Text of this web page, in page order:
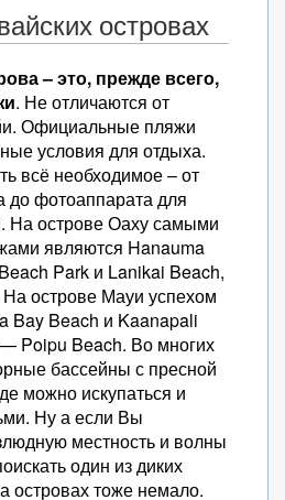
островах
– это, прежде всего,
. Не отличаются от
Официальные пляжи
условия для отдыха.
всё необходимое – от
до фотоаппарата для
На острове Оаху самыми
являются Hanauma
Park и Lanikai Beach,
острове Мауи успехом
Bay Beach и Kaanapali
Poipu Beach. Во многих
бассейны с пресной
можно искупаться и
Ну а если Вы
местность и волны
один из диких
островах тоже немало.